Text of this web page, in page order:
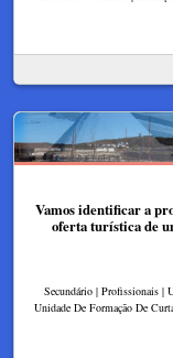
Vamos identificar a
oferta turística de
Secundário | Profissionais |
Unidade De Formação De